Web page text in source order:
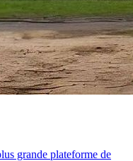
grande plateforme de